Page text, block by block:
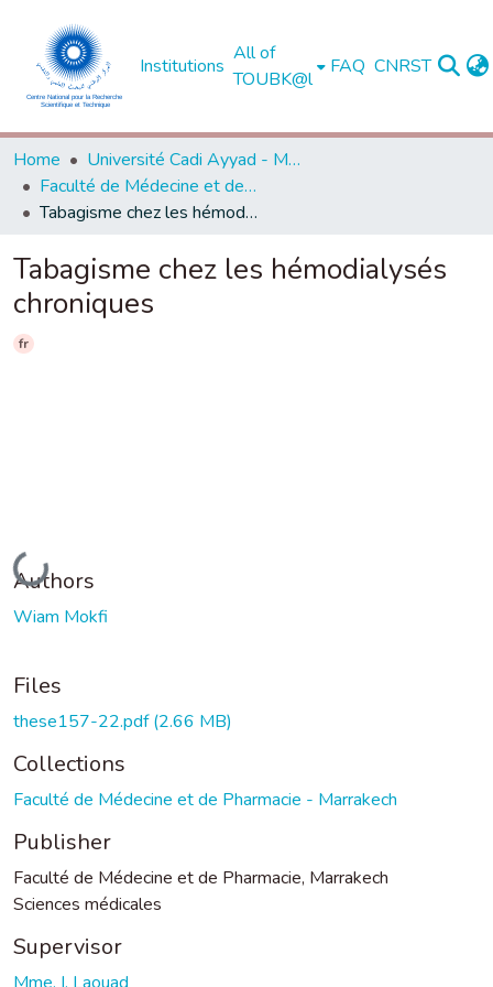
Institutions
All of
TOUBK@l
FAQ CNRST
Home
Université Cadi Ayyad - Marrakech
Faculté de Médecine et de Pharmacie - Marrakech
Tabagisme chez les hémodialysés chroniques
Tabagisme chez les hémodialysés
chroniques
fr
Loading...
Authors
Wiam Mokfi
Files
these157-22.pdf(2.66 MB)
Collections
Faculté de Médecine et de Pharmacie - Marrakech
Publisher
Faculté de Médecine et de Pharmacie, Marrakech
Sciences médicales
Supervisor